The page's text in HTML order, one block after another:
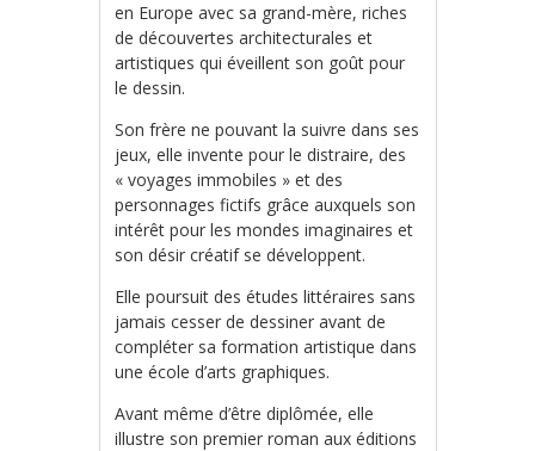
en Europe avec sa grand-mère, riches
de découvertes architecturales et
artistiques qui éveillent son goût pour
le dessin.
Son frère ne pouvant la suivre dans ses
jeux, elle invente pour le distraire, des
« voyages immobiles » et des
personnages fictifs grâce auxquels son
intérêt pour les mondes imaginaires et
son désir créatif se développent.
Elle poursuit des études littéraires sans
jamais cesser de dessiner avant de
compléter sa formation artistique dans
une école d’arts graphiques.
Avant même d’être diplômée, elle
illustre son premier roman aux éditions